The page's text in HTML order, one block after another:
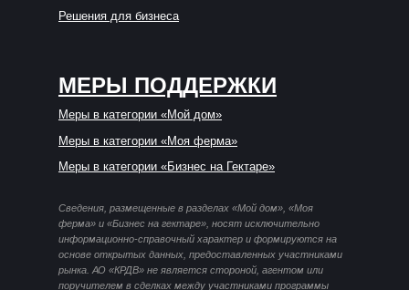
МЕРЫ ПОДДЕРЖКИ
Меры в категории «Мой дом»
Меры в категории «Моя ферма»
Меры в категории «Бизнес на Гектаре»
Решения для бизнеса
Сведения, размещенные в разделах «Мой дом», «Моя
ферма» и «Бизнес на гектаре», носят исключительно
информационно-справочный характер и формируются на
основе открытых данных, предоставленных участниками
рынка. АО «КРДВ» не является стороной, агентом или
поручителем в сделках между участниками программы